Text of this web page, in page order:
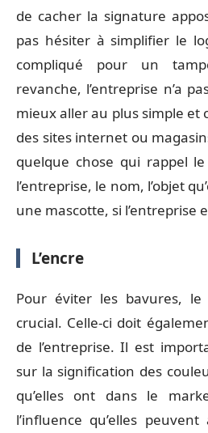
de cacher la signature
pas hésiter à simplifier le
compliqué pour un
revanche, l’entreprise n’a
mieux aller au plus simple et
des sites internet ou
quelque chose qui rappel
l’entreprise, le nom, l’objet
une mascotte, si l’entreprise
L’encre
Pour éviter les bavures, le
crucial. Celle-ci doit
de l’entreprise. Il est
sur la signification des
qu’elles ont dans le
l’influence qu’elles